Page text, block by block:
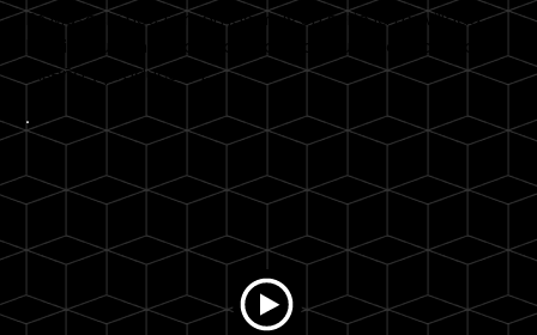
En Musoshi nos tomamos muy en serio la movilidad
limpia, que impulsa cada paso de nuestro proceso de
diseño y producción.